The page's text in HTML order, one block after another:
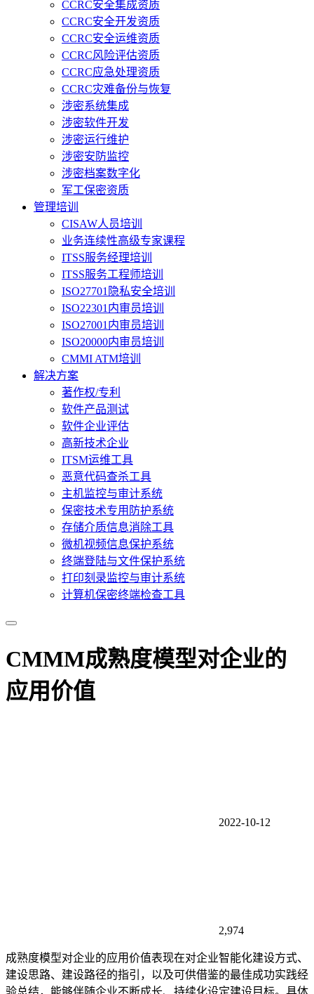
CCRC安全集成资质
CCRC安全开发资质
CCRC安全运维资质
CCRC风险评估资质
CCRC应急处理资质
CCRC灾难备份与恢复
涉密系统集成
涉密软件开发
涉密运行维护
涉密安防监控
涉密档案数字化
军工保密资质
管理培训
CISAW人员培训
业务连续性高级专家课程
ITSS服务经理培训
ITSS服务工程师培训
ISO27701隐私安全培训
ISO22301内审员培训
ISO27001内审员培训
ISO20000内审员培训
CMMI ATM培训
解决方案
著作权/专利
软件产品测试
软件企业评估
高新技术企业
ITSM运维工具
恶意代码查杀工具
主机监控与审计系统
保密技术专用防护系统
存储介质信息消除工具
微机视频信息保护系统
终端登陆与文件保护系统
打印刻录监控与审计系统
计算机保密终端检查工具
CMMM成熟度模型对企业的
应用价值
2022-10-12
2,974
成熟度模型对企业的应用价值表现在对企业智能化建设方式、
建设思路、建设路径的指引，以及可供借鉴的最佳成功实践经
验总结，能够伴随企业不断成长、持续化设定建设目标。具体